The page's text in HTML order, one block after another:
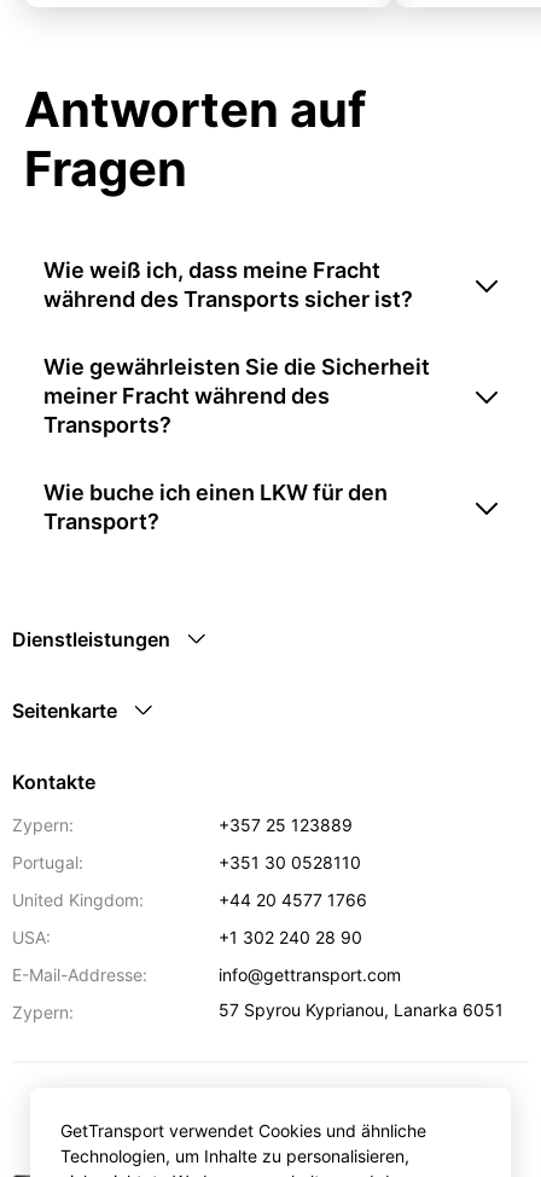
Antworten auf
Fragen
Wie weiß ich, dass meine Fracht
während des Transports sicher ist?
Wie gewährleisten Sie die Sicherheit
meiner Fracht während des
Transports?
Wie buche ich einen LKW für den
Transport?
Dienstleistungen
Seitenkarte
Kontakte
Zypern:
+357 25 123889
Portugal:
+351 30 0528110
United Kingdom:
+44 20 4577 1766
USA:
+1 302 240 28 90
E-Mail-Addresse:
info@gettransport.com
Zypern:
57 Spyrou Kyprianou, Lanarka 6051
EUR
GetTransport verwendet Cookies und ähnliche
Technologien, um Inhalte zu personalisieren,